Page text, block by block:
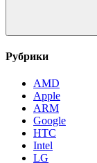
Рубрики
AMD
Apple
ARM
Google
HTC
Intel
LG